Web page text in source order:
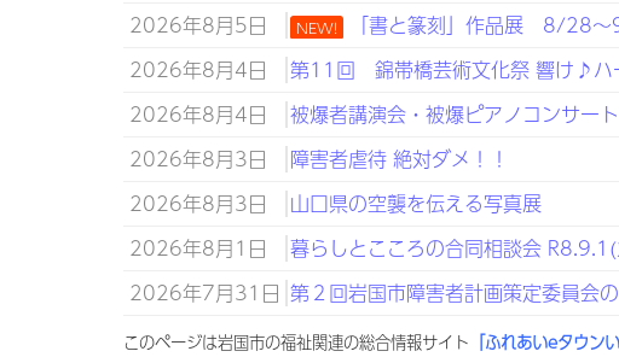
2026年8月5日
NEW!
「書と篆刻」作品展 8/28
2026年8月4日
第11回 錦帯橋芸術文化祭 響け♪
2026年8月4日
被爆者講演会・被爆ピアノコンサー
2026年8月3日
障害者虐待 絶対ダメ！！
2026年8月3日
山口県の空襲を伝える写真展
2026年8月1日
暮らしとこころの合同相談会
2026年7月31日 第２回岩国市障害者計画策定委員会
このページは岩国市の福祉関連の総合情報サイト 「ふれあいeタウン